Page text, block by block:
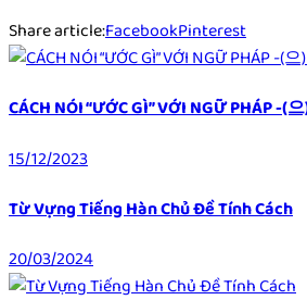
Share article:FacebookPinterest
CÁCH NÓI “ƯỚC GÌ” VỚI NGỮ PHÁP -(
15/12/2023
Từ Vựng Tiếng Hàn Chủ Đề Tính Cách
20/03/2024